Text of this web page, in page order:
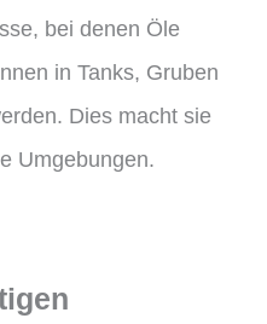
bei denen Öle
in Tanks, Gruben
Dies macht sie
Umgebungen.